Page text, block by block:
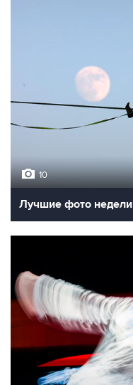
10
Лучшие фото недели